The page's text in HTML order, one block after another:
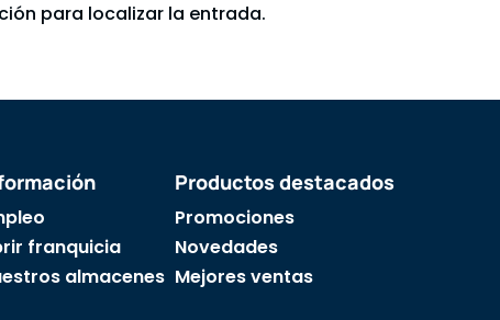
para localizar la entrada.
franquicia
almacenes
Productos destacados
Promociones
Novedades
Mejores ventas